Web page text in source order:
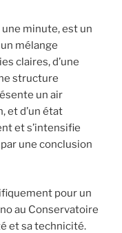
une minute, est un
mélange
claires, d’une
structure
un air
et d’un état
et s’intensifie
une conclusion
pour un
au Conservatoire
et sa technicité.